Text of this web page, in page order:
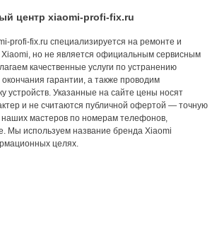
центр xiaomi-profi-fix.ru
profi-fix.ru специализируется на ремонте и
Xiaomi, но не является официальным сервисным
качественные услуги по устранению
гарантии, а также проводим
устройств. Указанные на сайте цены носят
и не считаются публичной офертой — точную
наших мастеров по номерам телефонов,
Мы используем название бренда Xiaomi
целях.